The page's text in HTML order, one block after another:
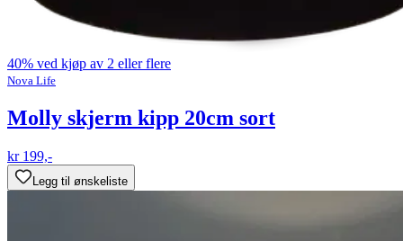
40% ved kjøp av 2 eller flere
Nova Life
Molly skjerm kipp 20cm sort
kr 199,-
Legg til ønskeliste